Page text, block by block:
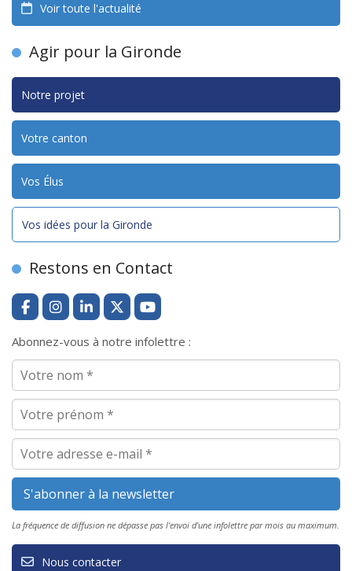
Voir toute l'actualité
Agir pour la Gironde
Notre projet
Votre canton
Vos Élus
Vos idées pour la Gironde
Restons en Contact
Abonnez-vous à notre infolettre :
La fréquence de diffusion ne dépasse pas l'envoi d'une infolettre par mois au maximum.
Nous contacter